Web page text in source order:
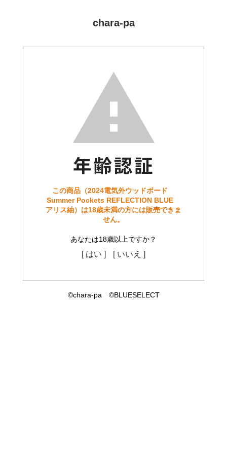
chara-pa
この商品（2024電気外ウッドボード
Summer Pockets REFLECTION BLUE
アリス紬）は18歳未満の方には販売できま
せん。
あなたは18歳以上ですか？
[ はい ] [ いいえ ]
©chara-pa ©BLUESELECT